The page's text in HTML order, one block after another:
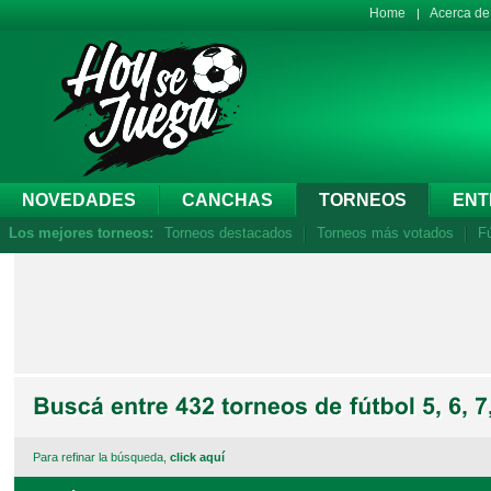
Home Acerca
NOVEDADES CANCHAS TORNEOS
Los mejores torneos: Torneos destacados Torneos más votados
Para refinar la búsqueda, click aquí